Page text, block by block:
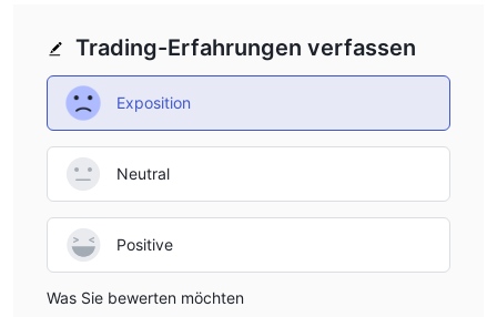
nachzueifern.
Die Börse verfügt über eine leistungsstarke API, die es Benutzern
ermöglicht, ihre privaten Funktionen anzupassen und mehr
Optionen zu erhalten. Bitprofit verfügt außerdem über
Maßnahmen zur Bekämpfung der Geldwäsche (AML), um
sicherzustellen, dass die Adressen der Benutzer nicht an illegalen
Aktivitäten beteiligt sind.
Bitprofit genießt europaweit Vertrauen und wurde 2019 und 2020
zum besten Krypto-Broker gewählt. Die Plattform hat ein
Trading-Erfahrungen verfassen
Exposition
Neutral
Positive
Was Sie bewerten möchten